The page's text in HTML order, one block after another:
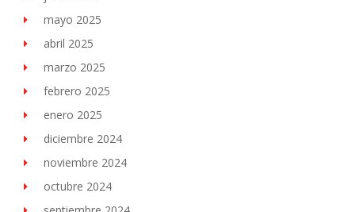
mayo 2025
abril 2025
marzo 2025
febrero 2025
enero 2025
diciembre 2024
noviembre 2024
octubre 2024